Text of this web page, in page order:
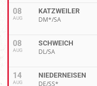
08
AUG
KATZWEILER
DM*/SA
08
AUG
SCHWEICH
DL/SA
14
AUG
NIEDERNEISEN
DE/SS*